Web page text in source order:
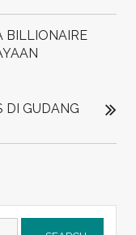
BILLIONAIRE
DI GUDANG